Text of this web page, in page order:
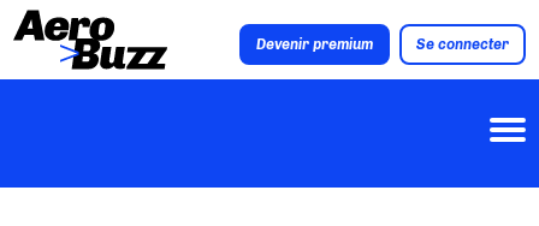
Devenir premium Se connecter